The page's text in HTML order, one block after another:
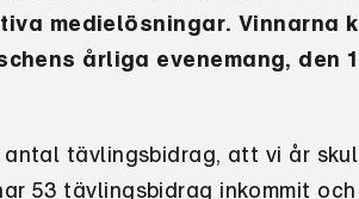
medielösningar. Vinnarna
årliga evenemang, den
tävlingsbidrag, att vi år
53 tävlingsbidrag inkommit och